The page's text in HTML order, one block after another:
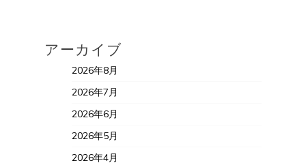
アーカイブ
2026年8月
2026年7月
2026年6月
2026年5月
2026年4月